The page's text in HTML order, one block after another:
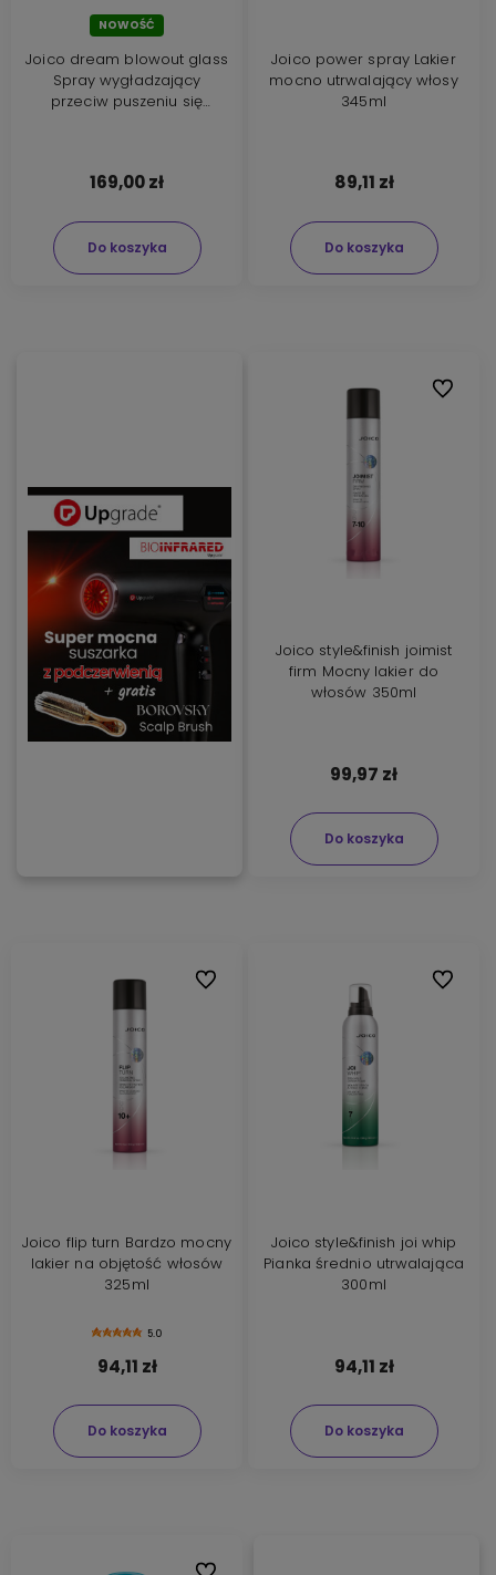
NOWOŚĆ
Joico dream blowout glass
Spray wygładzający
przeciw puszeniu się
169,00 zł
Do koszyka
Joico power spray Lakier
mocno utrwalający włosy
345ml
89,11 zł
Do koszyka
Joico style&finish joimist
firm Mocny lakier do
włosów 350ml
99,97 zł
Do koszyka
Do
Joico flip turn Bardzo mocny
lakier na objętość włosów
325ml
5.0
94,11 zł
Do koszyka
Do ulubionych
Joico style&finish joi whip
Pianka średnio utrwalająca
300ml
94,11 zł
Do koszyka
Do
Do ulubionych